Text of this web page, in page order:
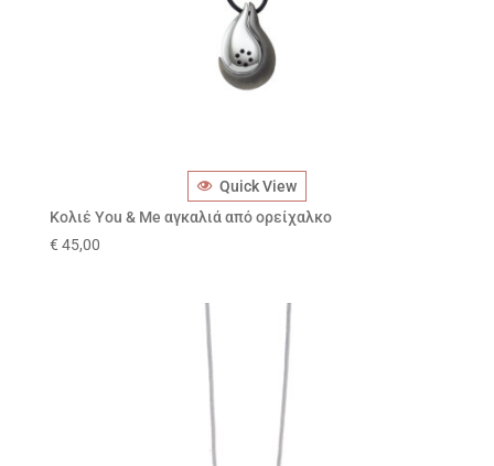
Quick View
Κολιέ You & Me αγκαλιά από ορείχαλκο
€ 45,00